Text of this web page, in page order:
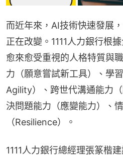
而近年來，AI技術快速發展
正在改變。1111人力銀行根
愈來愈受重視的人格特質與
力（願意嘗試新工具）、學
Agility）、跨世代溝通能力
決問題能力（應變能力）、
（Resilience）。
1111人力銀行總經理張篆楷